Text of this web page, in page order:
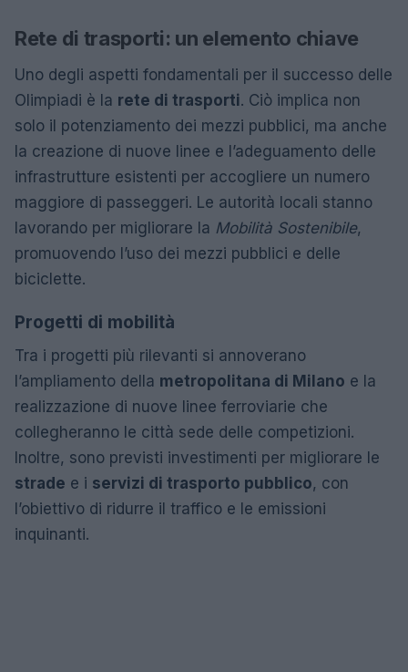
Rete di trasporti: un elemento chiave
Uno degli aspetti fondamentali per il successo delle
Olimpiadi è la rete di trasporti. Ciò implica non
solo il potenziamento dei mezzi pubblici, ma anche
la creazione di nuove linee e l’adeguamento delle
infrastrutture esistenti per accogliere un numero
maggiore di passeggeri. Le autorità locali stanno
lavorando per migliorare la Mobilità Sostenibile,
promuovendo l’uso dei mezzi pubblici e delle
biciclette.
Progetti di mobilità
Tra i progetti più rilevanti si annoverano
l’ampliamento della metropolitana di Milano e la
realizzazione di nuove linee ferroviarie che
collegheranno le città sede delle competizioni.
Inoltre, sono previsti investimenti per migliorare le
strade e i servizi di trasporto pubblico, con
l’obiettivo di ridurre il traffico e le emissioni
inquinanti.